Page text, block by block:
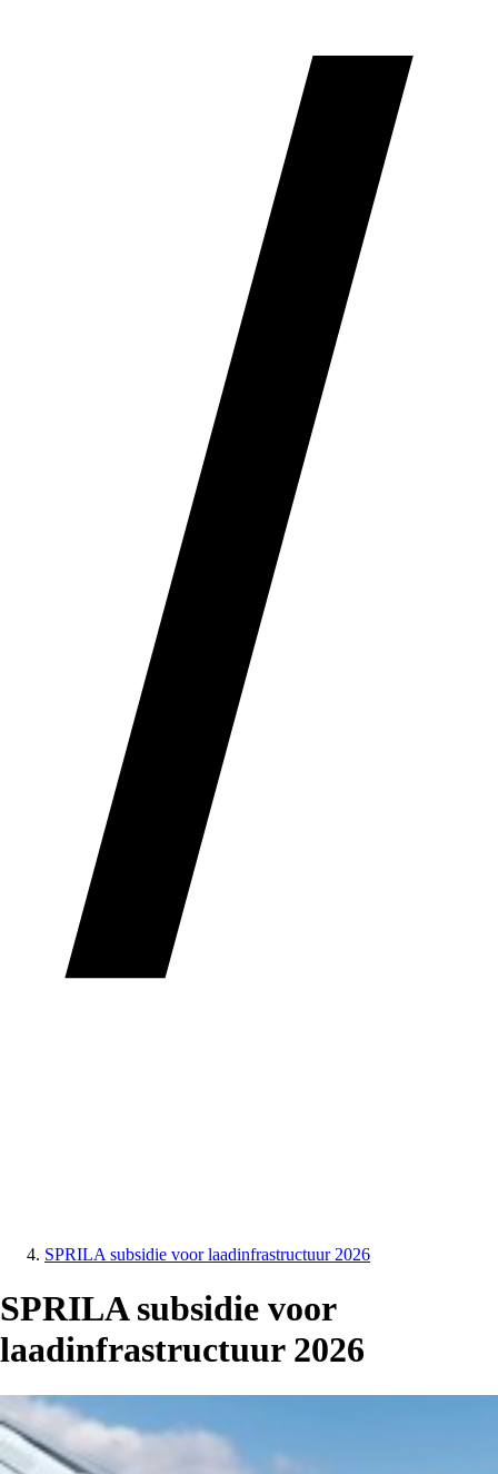
SPRILA subsidie voor laadinfrastructuur 2026
SPRILA subsidie voor
laadinfrastructuur 2026